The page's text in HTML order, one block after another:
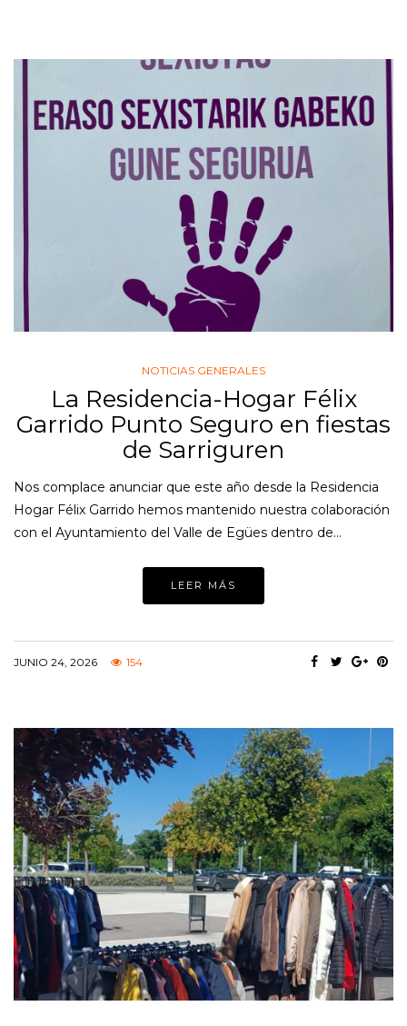
NOTICIAS GENERALES
La Residencia-Hogar Félix
Garrido Punto Seguro en fiestas
de Sarriguren
Nos complace anunciar que este año desde la Residencia
Hogar Félix Garrido hemos mantenido nuestra colaboración
con el Ayuntamiento del Valle de Egües dentro de…
LEER MÁS
JUNIO 24, 2026 154